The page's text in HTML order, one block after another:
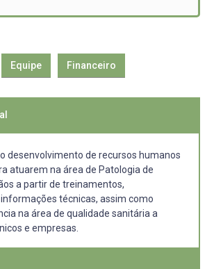
Equipe Financeiro
desenvolvimento de recursos humanos
atuarem na área de Patologia de
a partir de treinamentos,
técnicas, assim como
na área de qualidade sanitária a
e empresas.